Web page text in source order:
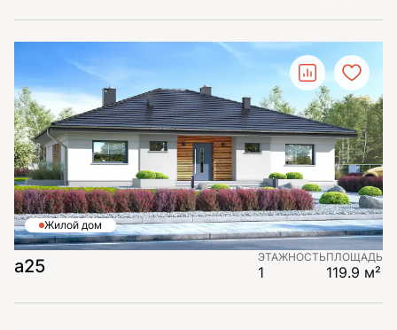
Жилой дом
a25 ЭТАЖНОСТЬ
1
ПЛОЩАДЬ
119.9 м²